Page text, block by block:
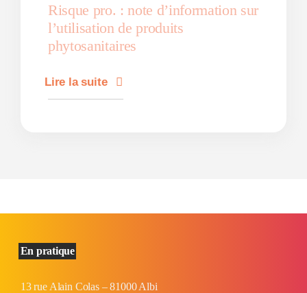
Risque pro. : note d’information sur
l’utilisation de produits
phytosanitaires
Lire la suite
En pratique
13 rue Alain Colas – 81000 Albi